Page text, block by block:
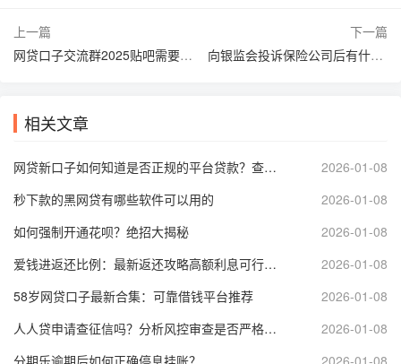
上一篇
网贷口子交流群2025贴吧需要真实群号
下一篇
向银监会投诉保险公司后有什么后果
相关文章
网贷新口子如何知道是否正规的平台贷款？查询资质、看评分，安心借款
2026-01-08
秒下款的黑网贷有哪些软件可以用的
2026-01-08
如何强制开通花呗？绝招大揭秘
2026-01-08
爱钱进返还比例：最新返还攻略高额利息可行吗？
2026-01-08
58岁网贷口子最新合集：可靠借钱平台推荐
2026-01-08
人人贷申请查征信吗？分析风控审查是否严格影响借款
2026-01-08
分期乐逾期后如何正确停息挂账？
2026-01-08